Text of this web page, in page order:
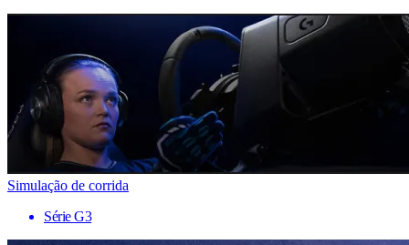
Simulação de corrida
Série G3